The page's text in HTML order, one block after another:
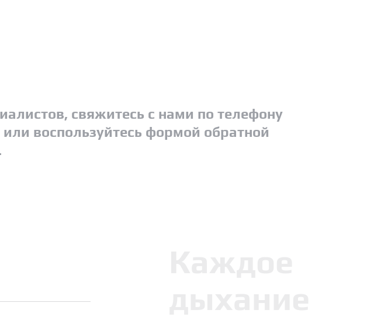
свяжитесь с нами по телефону
или воспользуйтесь формой обратной